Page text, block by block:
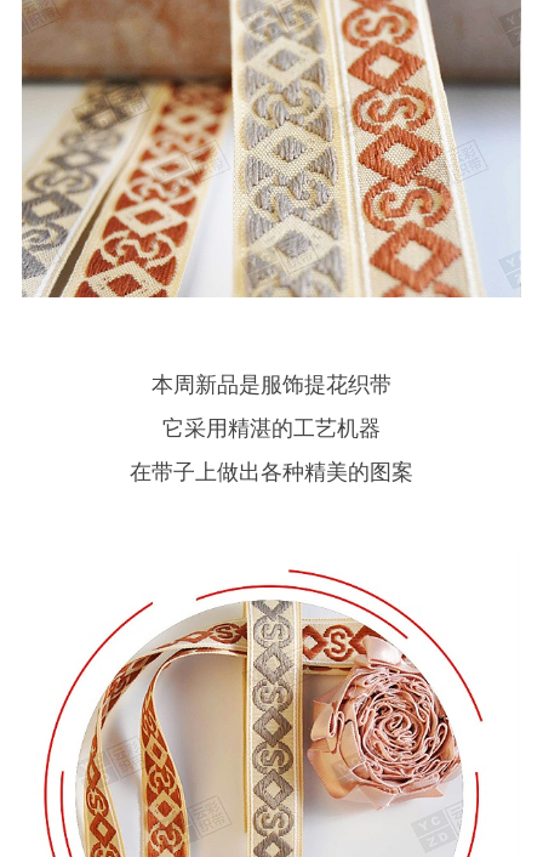
本周新品是服饰提花织带
它采用精湛的工艺机器
在带子上做出各种精美的图案